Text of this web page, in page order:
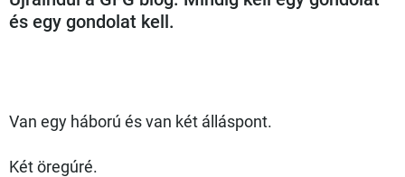
és egy gondolat kell.
Van egy háború és van két álláspont.
Két öregúré.